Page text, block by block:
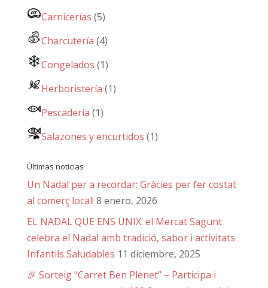
Carnicerías (5)
Charcutería (4)
Congelados (1)
Herboristería (1)
Pescaderia (1)
Salazones y encurtidos (1)
Últimas noticias
Un Nadal per a recordar: Gràcies per fer costat
al comerç local! 8 enero, 2026
EL NADAL QUE ENS UNIX: el Mercat Sagunt
celebra el Nadal amb tradició, sabor i activitats
Infantils Saludables 11 diciembre, 2025
🎉 Sorteig “Carret Ben Plenet” – Participa i